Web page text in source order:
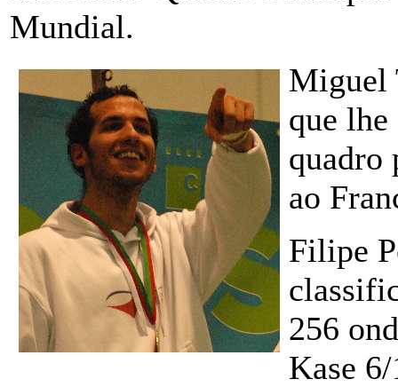
Mundial.
Miguel
que lhe
quadro
ao
Filipe
256
Kase